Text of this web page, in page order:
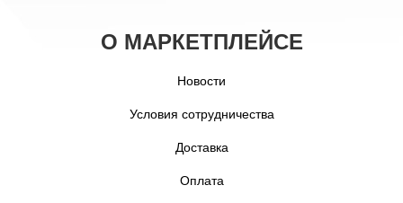
О МАРКЕТПЛЕЙСЕ
Новости
Условия сотрудничества
Доставка
Оплата